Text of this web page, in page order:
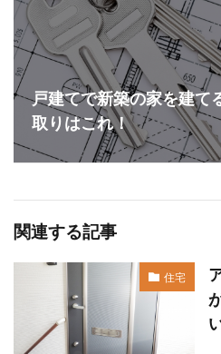
戸建てで新築の家を建て
取りはこれ！
関連する記事
住宅